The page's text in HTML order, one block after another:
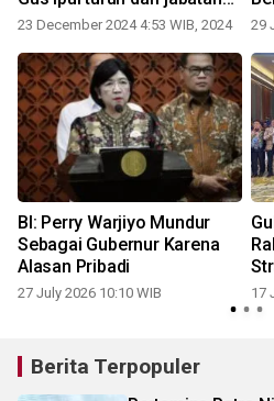
sekjen
23 December 2024 4:53 WIB, 2024 29
BI: Perry Warjiyo Mundur
Sebagai Gubernur Karena
Alasan Pribadi
27 July 2026 10:10 WIB 17
Berita Terpopuler